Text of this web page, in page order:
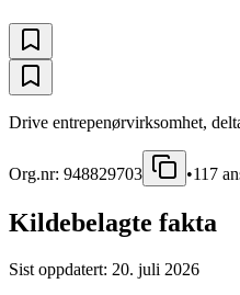
Drive entrepenørvirksomhet,
Org.nr: 948829703 •117
Kildebelagte fakta
Sist oppdatert: 20. juli 2026